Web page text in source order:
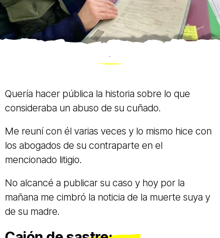
.
Quería hacer pública la historia sobre lo que
consideraba un abuso de su cuñado.
Me reuní con él varias veces y lo mismo hice con
los abogados de su contraparte en el
mencionado litigio.
No alcancé a publicar su caso y hoy por la
mañana me cimbró la noticia de la muerte suya y
de su madre.